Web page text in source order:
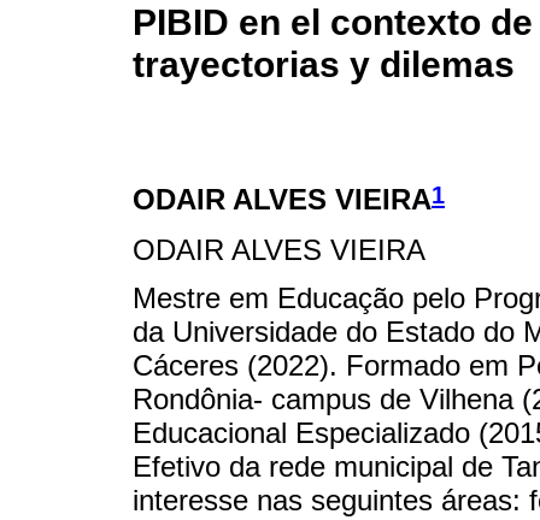
PIBID en el contexto
trayectorias y dilemas
ODAIR ALVES VIEIRA1
ODAIR ALVES VIEIRA
Mestre em Educação pelo
da Universidade do Estado do
Cáceres (2022). Formado em
Rondônia- campus de Vilhena
Educacional Especializado
Efetivo da rede municipal de
interesse nas seguintes áreas: